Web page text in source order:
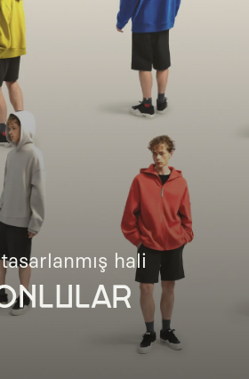
hali